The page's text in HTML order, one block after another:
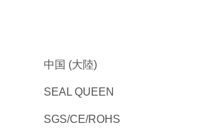
中国 (大陸)
SEAL QUEEN
SGS/CE/ROHS